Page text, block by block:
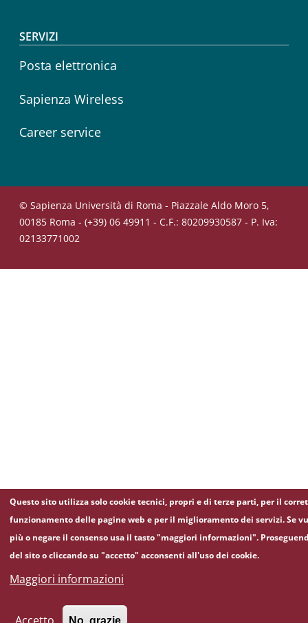
SERVIZI
Posta elettronica
Sapienza Wireless
Career service
© Sapienza Università di Roma - Piazzale Aldo Moro 5,
00185 Roma - (+39) 06 49911 - C.F.: 80209930587 - P. Iva:
02133771002
Questo sito utilizza solo cookie tecnici, propri e di terze parti, per il
funzionamento delle pagine web e per il miglioramento dei servizi. Se
più o negare il consenso usa il tasto "maggiori informazioni".
del sito o cliccando su "accetto" acconsenti all'uso dei cookie.
Maggiori informazioni
Accetto No, grazie